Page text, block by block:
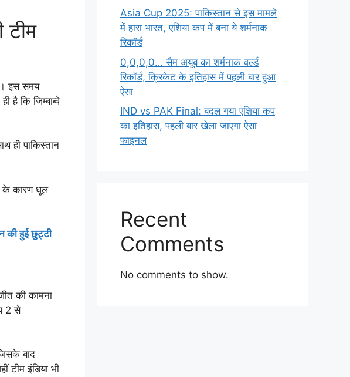
टीम
इस समय
है कि जिम्बाब्वे
ही पाकिस्तान
के कारण धूल
की हुई छुट्टी
की कामना
2 से
बाद
टीम इंडिया भी
Asia Cup 2025: पाकिस्तान से इस मामले
में हारा भारत, एशिया कप में बना ये शर्मनाक
रिकॉर्ड
0,0,0,0… सैम अयूब का शर्मनाक वर्ल्ड
रिकॉर्ड, क्रिकेट के इतिहास में पहली बार हुआ
ऐसा
IND vs PAK Final: बदल गया एशिया कप
का इतिहास, पहली बार खेला जाएगा ऐसा
फाइनल
Recent
Comments
No comments to show.